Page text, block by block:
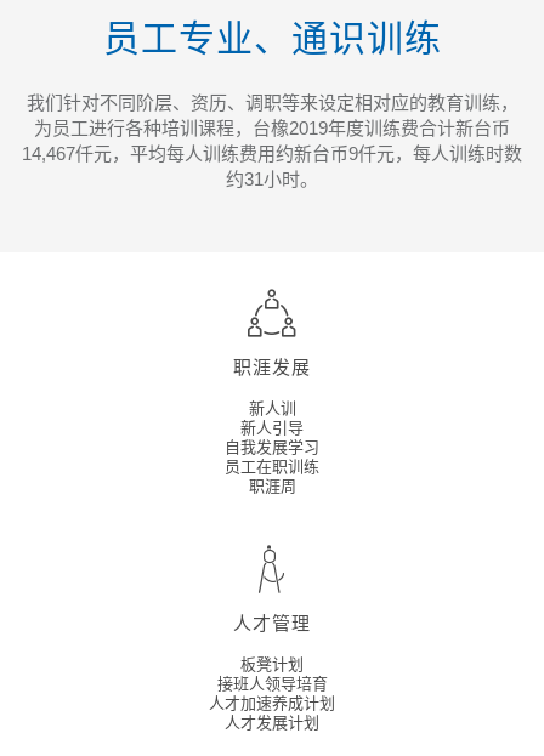
员工专业、通识训练
我们针对不同阶层、资历、调职等来设定相对应的教育训练，
为员工进行各种培训课程，台橡2019年度训练费合计新台币
14,467仟元，平均每人训练费用约新台币9仟元，每人训练时数
约31小时。
职涯发展
新人训
新人引导
自我发展学习
员工在职训练
职涯周
人才管理
板凳计划
接班人领导培育
人才加速养成计划
人才发展计划